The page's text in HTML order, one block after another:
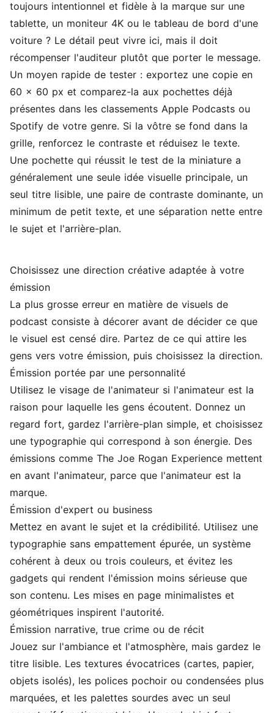
toujours intentionnel et fidèle à la marque sur une
tablette, un moniteur 4K ou le tableau de bord d'une
voiture ? Le détail peut vivre ici, mais il doit
récompenser l'auditeur plutôt que porter le message.
Un moyen rapide de tester : exportez une copie en
60 x 60 px et comparez-la aux pochettes déjà
présentes dans les classements Apple Podcasts ou
Spotify de votre genre. Si la vôtre se fond dans la
grille, renforcez le contraste et réduisez le texte.
Une pochette qui réussit le test de la miniature a
généralement une seule idée visuelle principale, un
seul titre lisible, une paire de contraste dominante, un
minimum de petit texte, et une séparation nette entre
le sujet et l'arrière-plan.
Choisissez une direction créative adaptée à votre
émission
La plus grosse erreur en matière de visuels de
podcast consiste à décorer avant de décider ce que
le visuel est censé dire. Partez de ce qui attire les
gens vers votre émission, puis choisissez la direction.
Émission portée par une personnalité
Utilisez le visage de l'animateur si l'animateur est la
raison pour laquelle les gens écoutent. Donnez un
regard fort, gardez l'arrière-plan simple, et choisissez
une typographie qui correspond à son énergie. Des
émissions comme The Joe Rogan Experience mettent
en avant l'animateur, parce que l'animateur est la
marque.
Émission d'expert ou business
Mettez en avant le sujet et la crédibilité. Utilisez une
typographie sans empattement épurée, un système
cohérent à deux ou trois couleurs, et évitez les
gadgets qui rendent l'émission moins sérieuse que
son contenu. Les mises en page minimalistes et
géométriques inspirent l'autorité.
Émission narrative, true crime ou de récit
Jouez sur l'ambiance et l'atmosphère, mais gardez le
titre lisible. Les textures évocatrices (cartes, papier,
objets isolés), les polices pochoir ou condensées plus
marquées, et les palettes sourdes avec un seul